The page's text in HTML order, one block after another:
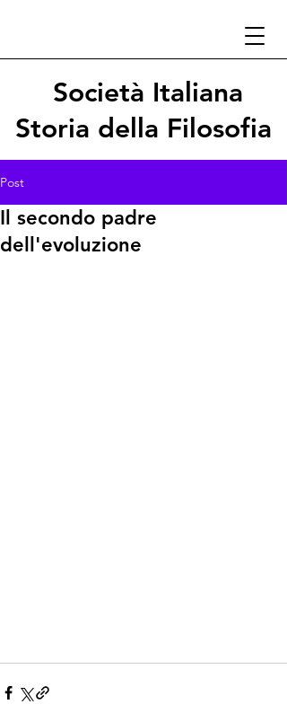
Società Italiana
Storia della Filosofia
Post
Il secondo padre
dell'evoluzione